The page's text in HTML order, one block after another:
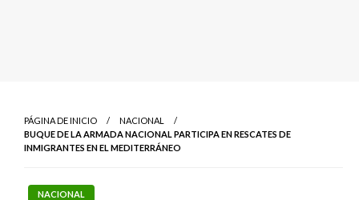
PÁGINA DE INICIO
NACIONAL
BUQUE DE LA ARMADA NACIONAL PARTICIPA EN RESCATES DE
INMIGRANTES EN EL MEDITERRÁNEO
NACIONAL